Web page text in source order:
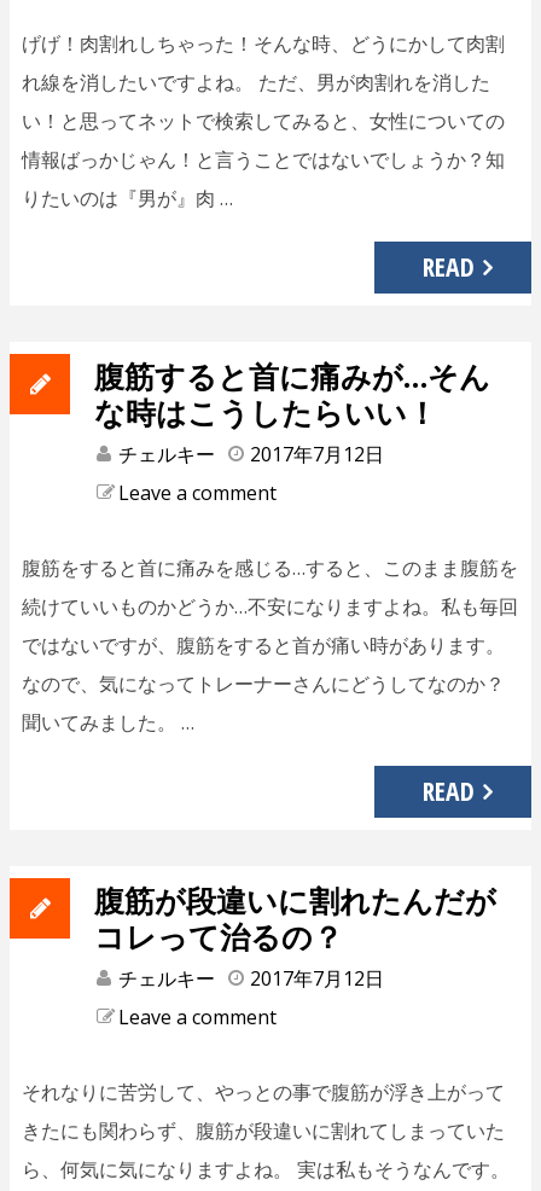
げげ！肉割れしちゃった！そんな時、どうにかして肉割
れ線を消したいですよね。 ただ、男が肉割れを消した
い！と思ってネットで検索してみると、女性についての
情報ばっかじゃん！と言うことではないでしょうか？知
りたいのは『男が』肉 …
READ
腹筋すると首に痛みが…そん
な時はこうしたらいい！
チェルキー
2017年7月12日
Leave a comment
腹筋をすると首に痛みを感じる…すると、このまま腹筋を
続けていいものかどうか…不安になりますよね。私も毎回
ではないですが、腹筋をすると首が痛い時があります。
なので、気になってトレーナーさんにどうしてなのか？
聞いてみました。 …
READ
腹筋が段違いに割れたんだが
コレって治るの？
チェルキー
2017年7月12日
Leave a comment
それなりに苦労して、やっとの事で腹筋が浮き上がって
きたにも関わらず、腹筋が段違いに割れてしまっていた
ら、何気に気になりますよね。 実は私もそうなんです。